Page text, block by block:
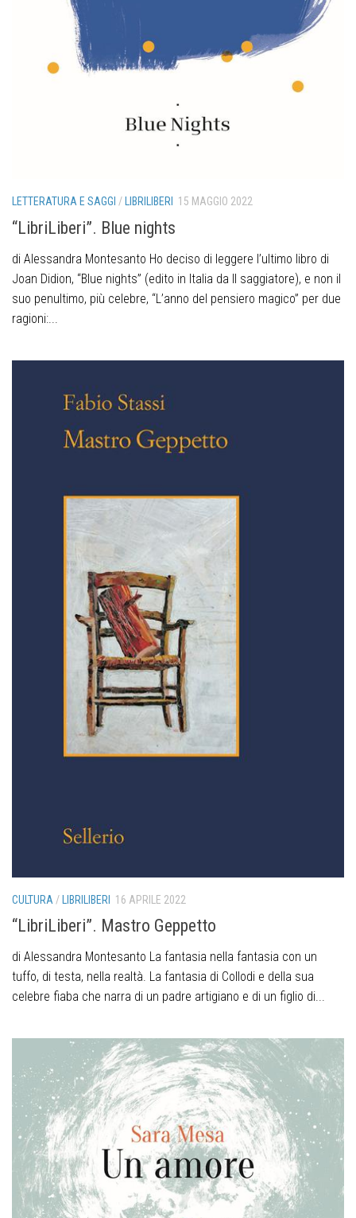
LETTERATURA E SAGGI / LIBRILIBERI 15 MAGGIO 2022
“LibriLiberi”. Blue nights
di Alessandra Montesanto Ho deciso di leggere l’ultimo libro di
Joan Didion, “Blue nights” (edito in Italia da Il saggiatore), e non il
suo penultimo, più celebre, “L’anno del pensiero magico” per due
ragioni:...
CULTURA/ LIBRILIBERI 16 APRILE 2022
“LibriLiberi”. Mastro Geppetto
di Alessandra Montesanto La fantasia nella fantasia con un
tuffo, di testa, nella realtà. La fantasia di Collodi e della sua
celebre fiaba che narra di un padre artigiano e di un figlio di...